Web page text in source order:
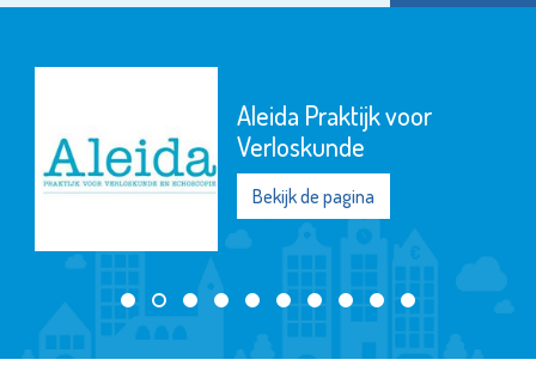
Aleida Praktijk voor
Verloskunde
Bekijk de pagina